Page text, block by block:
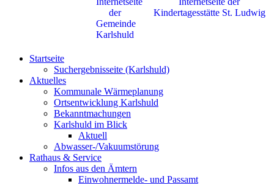
Startseite
Suchergebnisseite (Karlshuld)
Aktuelles
Kommunale Wärmeplanung
Ortsentwicklung Karlshuld
Bekanntmachungen
Karlshuld im Blick
Aktuell
Abwasser-/Vakuumstörung
Rathaus & Service
Infos aus den Ämtern
Einwohnermelde- und Passamt